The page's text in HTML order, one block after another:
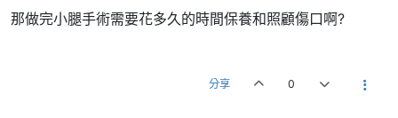
那做完小腿手術需要花多久的時間保養和照顧傷口啊?
分享 0